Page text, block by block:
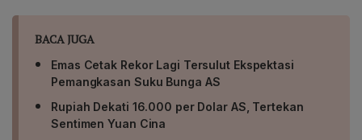
BACA JUGA
Emas Cetak Rekor Lagi Tersulut Ekspektasi
Pemangkasan Suku Bunga AS
Rupiah Dekati 16.000 per Dolar AS, Tertekan
Sentimen Yuan Cina